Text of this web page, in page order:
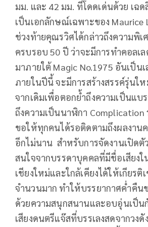
มม. และ 42 มม. ที่โดดเด่นด้วย เฉ
เป็นเอกลักษณ์เฉพาะของ Maurice
ช่วงท้ายคุณรวิศได้กล่าวถึงความพิเ
ครบรอบ 50 ปี ว่าจะมีการทำคอลเ
มาภายใต้ Magic No.1975 อันเป็น
ภายในปีนี้ จะมีการสร้างสรรค์รุ่นใ
จากเดิมเพื่อตอกย้ำถึงความเป็นแ
ถึงความเป็นนาฬิกา Complication
ขอให้ทุกคนได้รอติดตามถึงผลงาน
อีกไม่นาน สำหรับการจัดงานเปิดตั
สนใจจากบรรดาบุคคลที่มีชื่อเสียงใ
เชียงใหม่และใกล้เคียงได้ให้เกียรติ
จำนวนมาก ทำให้บรรยากาศค่ำคืน
ด้วยความสนุกสนานและอบอุ่นเป็น
เสียงดนตรีแจ๊สที่บรรเลงสดจากวง